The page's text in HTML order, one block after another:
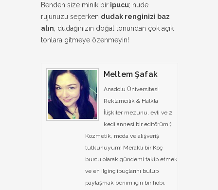
Benden size minik bir ipucu; nude
rujunuzu seçerken dudak renginizi baz
alın , dudağınızın doğal tonundan çok açık
tonlara gitmeye özenmeyin!
Meltem Şafak
Anadolu Üniversitesi
Reklamcılık & Halkla
İlişkiler mezunu, evli ve 2
kedi annesi bir editörüm:)
Kozmetik, moda ve alışveriş
tutkunuyum! Meraklı bir Koç
burcu olarak gündemi takip etmek
ve en ilginç ipuçlarını bulup
paylaşmak benim için bir hobi.